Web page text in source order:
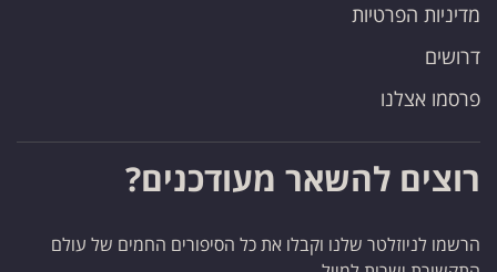
מדיניות הפרטיות
דרושים
פרסמו אצלנו
רוצים להשאר מעודכנים?
הרשמו לניוזלטר שלנו וקבלו את כל הסיפורים החמים של עולם